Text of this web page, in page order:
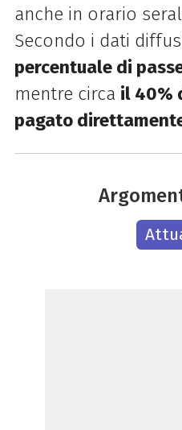
anche in orario
Secondo i dati
percentuale di
mentre circa il 40%
pagato